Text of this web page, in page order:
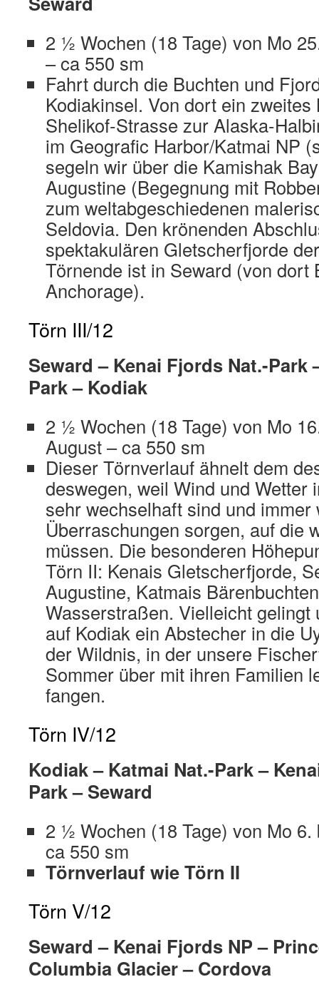
2 ½ Wochen (18 Tage) von Mo
– ca 550 sm
Fahrt durch die Buchten und
Kodiakinsel. Von dort ein zweites
Shelikof-Strasse zur Alaska-
im Geografic Harbor/Katmai NP
segeln wir über die Kamishak
Augustine (Begegnung mit
zum weltabgeschiedenen
Seldovia. Den krönenden
spektakulären Gletscherfjorde
Törnende ist in Seward (von dort
Anchorage).
Törn III/12
Seward – Kenai Fjords Nat.-Park
Park – Kodiak
2 ½ Wochen (18 Tage) von Mo
August – ca 550 sm
Dieser Törnverlauf ähnelt dem
deswegen, weil Wind und Wetter
sehr wechselhaft sind und immer
Überraschungen sorgen, auf die
müssen. Die besonderen
Törn II: Kenais Gletscherfjorde,
Augustine, Katmais
Wasserstraßen. Vielleicht gelingt
auf Kodiak ein Abstecher in die
der Wildnis, in der unsere
Sommer über mit ihren Familien
fangen.
Törn IV/12
Kodiak – Katmai Nat.-Park –
Park – Seward
2 ½ Wochen (18 Tage) von Mo
ca 550 sm
Törnverlauf wie Törn II
Törn V/12
Seward – Kenai Fjords NP –
Columbia Glacier – Cordova